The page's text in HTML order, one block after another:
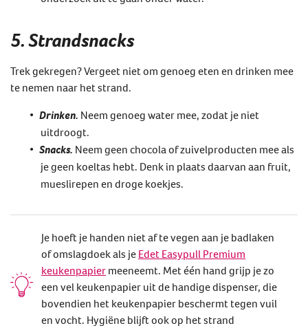
5. Strandsnacks
Trek gekregen? Vergeet niet om genoeg eten en drinken mee
te nemen naar het strand.
Drinken. Neem genoeg water mee, zodat je niet
uitdroogt.
Snacks. Neem geen chocola of zuivelproducten mee als
je geen koeltas hebt. Denk in plaats daarvan aan fruit,
mueslirepen en droge koekjes.
Je hoeft je handen niet af te vegen aan je badlaken
of omslagdoek als je Edet Easypull Premium
keukenpapier meeneemt. Met één hand grijp je zo
een vel keukenpapier uit de handige dispenser, die
bovendien het keukenpapier beschermt tegen vuil
en vocht. Hygiëne blijft ook op het strand